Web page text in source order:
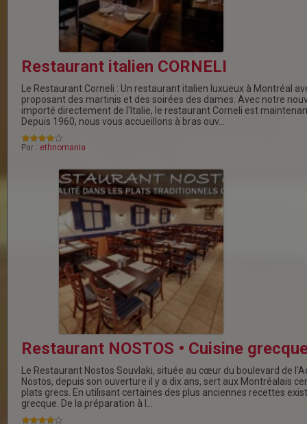
Restaurant italien CORNELI
Le Restaurant Corneli : Un restaurant italien luxueux à Montréal
proposant des martinis et des soirées des dames. Avec notre
importé directement de l'Italie, le restaurant Corneli est
Depuis 1960, nous vous accueillons à bras ouv…
Par : ethnomania
Restaurant NOSTOS • Cuisine
Le Restaurant Nostos Souvlaki, située au cœur du boulevard de
Nostos, depuis son ouverture il y a dix ans, sert aux Montréalais
plats grecs. En utilisant certaines des plus anciennes recettes
grecque. De la préparation à l…